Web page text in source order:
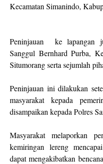
Kecamatan Simanindo,
Peninjauan ke lapangan
Sanggul Bernhard Purba,
Situmorang serta sejumlah
Peninjauan ini dilakukan
masyarakat kepada
disampaikan kepada Polres
Masyarakat melaporkan
kemiringan lereng
dapat mengakibatkan